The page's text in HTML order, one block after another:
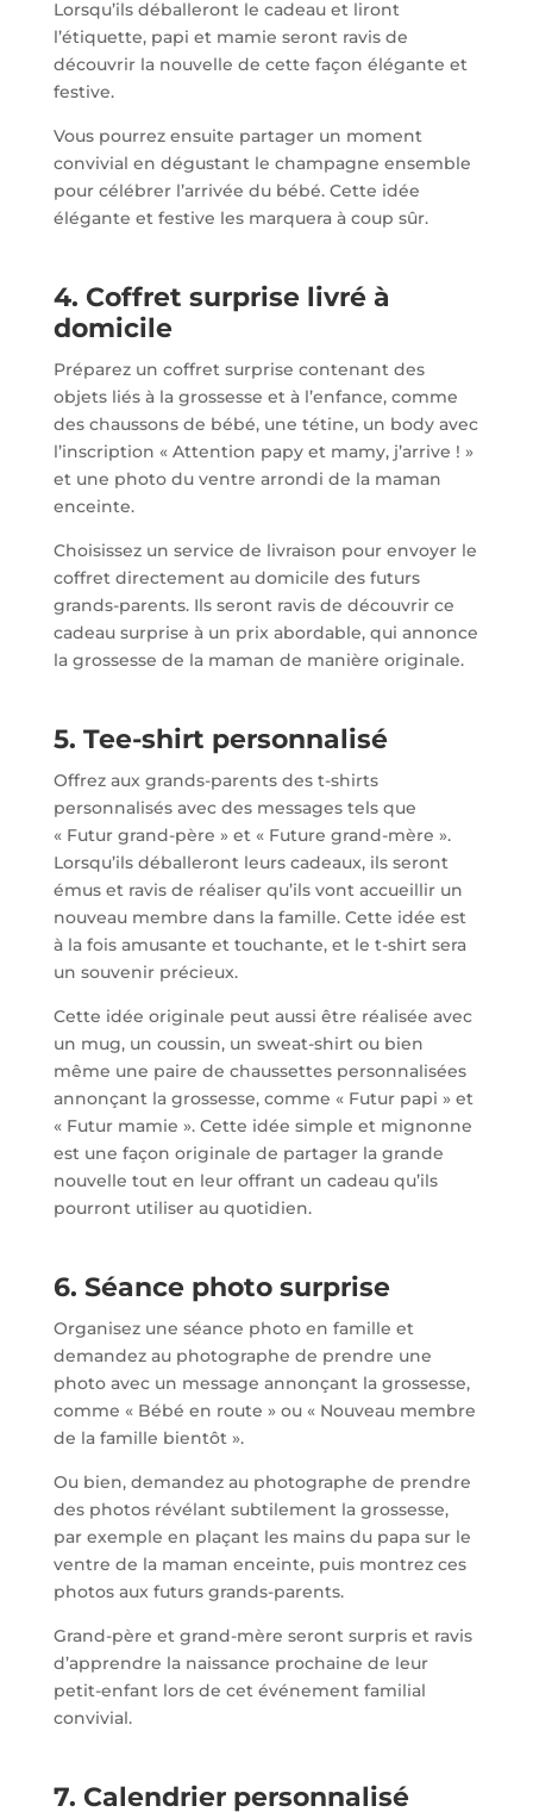
Lorsqu’ils déballeront le cadeau et liront
l’étiquette, papi et mamie seront ravis de
découvrir la nouvelle de cette façon élégante et
festive.
Vous pourrez ensuite partager un moment
convivial en dégustant le champagne ensemble
pour célébrer l’arrivée du bébé. Cette idée
élégante et festive les marquera à coup sûr.
4. Coffret surprise livré à
domicile
Préparez un coffret surprise contenant des
objets liés à la grossesse et à l’enfance, comme
des chaussons de bébé, une tétine, un body avec
l’inscription « Attention papy et mamy, j’arrive ! »
et une photo du ventre arrondi de la maman
enceinte.
Choisissez un service de livraison pour envoyer le
coffret directement au domicile des futurs
grands-parents. Ils seront ravis de découvrir ce
cadeau surprise à un prix abordable, qui annonce
la grossesse de la maman de manière originale.
5. Tee-shirt personnalisé
Offrez aux grands-parents des t-shirts
personnalisés avec des messages tels que
« Futur grand-père » et « Future grand-mère ».
Lorsqu’ils déballeront leurs cadeaux, ils seront
émus et ravis de réaliser qu’ils vont accueillir un
nouveau membre dans la famille. Cette idée est
à la fois amusante et touchante, et le t-shirt sera
un souvenir précieux.
Cette idée originale peut aussi être réalisée avec
un mug, un coussin, un sweat-shirt ou bien
même une paire de chaussettes personnalisées
annonçant la grossesse, comme « Futur papi » et
« Futur mamie ». Cette idée simple et mignonne
est une façon originale de partager la grande
nouvelle tout en leur offrant un cadeau qu’ils
pourront utiliser au quotidien.
6. Séance photo surprise
Organisez une séance photo en famille et
demandez au photographe de prendre une
photo avec un message annonçant la grossesse,
comme « Bébé en route » ou « Nouveau membre
de la famille bientôt ».
Ou bien, demandez au photographe de prendre
des photos révélant subtilement la grossesse,
par exemple en plaçant les mains du papa sur le
ventre de la maman enceinte, puis montrez ces
photos aux futurs grands-parents.
Grand-père et grand-mère seront surpris et ravis
d’apprendre la naissance prochaine de leur
petit-enfant lors de cet événement familial
convivial.
7. Calendrier personnalisé